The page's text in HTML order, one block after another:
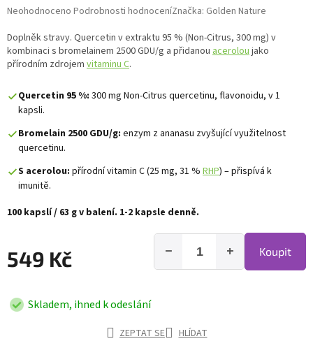
Průměrné hodnocení produktu je 0,0 z 5 hvězdiček.
Neohodnoceno Podrobnosti hodnoceníZnačka: Golden Nature
Doplněk stravy. Quercetin v extraktu 95 % (Non-Citrus, 300 mg) v
kombinaci s bromelainem 2500 GDU/g a přidanou aceroloujako
přírodním zdrojem vitaminu C.
Quercetin 95 %: 300 mg Non-Citrus quercetinu, flavonoidu, v 1
kapsli.
Bromelain 2500 GDU/g: enzym z ananasu zvyšující využitelnost
quercetinu.
S acerolou: přírodní vitamin C (25 mg, 31 % RHP) – přispívá k
imunitě.
100 kapslí / 63 g v balení. 1-2 kapsle denně.
549 Kč +
− Koupit
Skladem, ihned k odeslání
ZEPTAT SE HLÍDAT